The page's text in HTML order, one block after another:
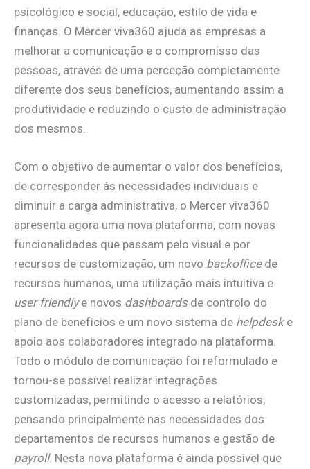
psicológico e social, educação, estilo de vida e
finanças. O Mercer viva360 ajuda as empresas a
melhorar a comunicação e o compromisso das
pessoas, através de uma perceção completamente
diferente dos seus benefícios, aumentando assim a
produtividade e reduzindo o custo de administração
dos mesmos.
Com o objetivo de aumentar o valor dos benefícios,
de corresponder às necessidades individuais e
diminuir a carga administrativa, o Mercer viva360
apresenta agora uma nova plataforma, com novas
funcionalidades que passam pelo visual e por
recursos de customização, um novo backofficede
recursos humanos, uma utilização mais intuitiva e
user friendlye novos dashboards de controlo do
plano de benefícios e um novo sistema de helpdeske
apoio aos colaboradores integrado na plataforma.
Todo o módulo de comunicação foi reformulado e
tornou-se possível realizar integrações
customizadas, permitindo o acesso a relatórios,
pensando principalmente nas necessidades dos
departamentos de recursos humanos e gestão de
payroll. Nesta nova plataforma é ainda possível que